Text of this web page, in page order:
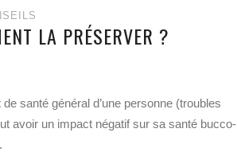
LA PRÉSERVER ?
santé général d’une personne (troubles
avoir un impact négatif sur sa santé bucco-